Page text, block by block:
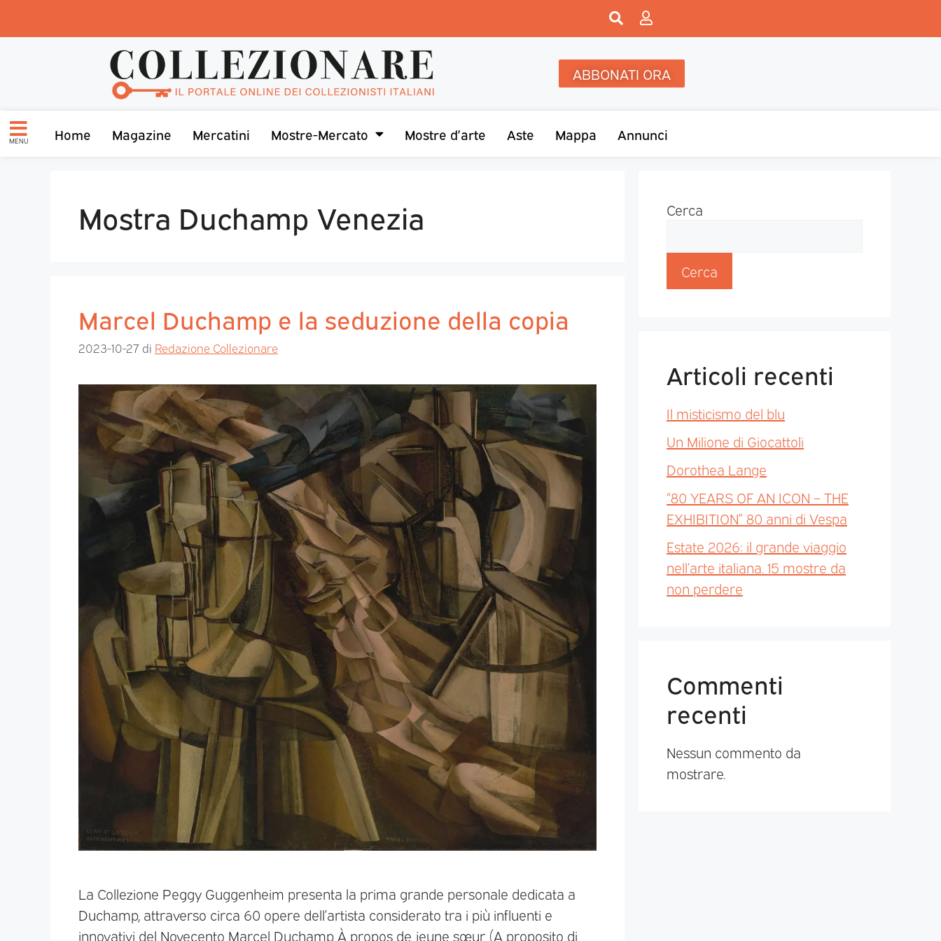
ABBONATI ORA
MENU Home Magazine Mercatini Mostre-Mercato Mostre d’arte Aste Mappa Annunci
Mostra Duchamp Venezia
Marcel Duchamp e la seduzione della copia
2023-10-27 di Redazione Collezionare
La Collezione Peggy Guggenheim presenta la prima grande personale dedicata a
Duchamp, attraverso circa 60 opere dell’artista considerato tra i più influenti e
innovativi del Novecento Marcel Duchamp À propos de jeune sœur (A proposito di
Cerca
Cerca
Articoli recenti
Il misticismo del blu
Un Milione di Giocattoli
Dorothea Lange
“80 YEARS OF AN ICON – THE
EXHIBITION” 80 anni di Vespa
Estate 2026: il grande viaggio
nell’arte italiana. 15 mostre da
non perdere
Commenti
recenti
Nessun commento da
mostrare.